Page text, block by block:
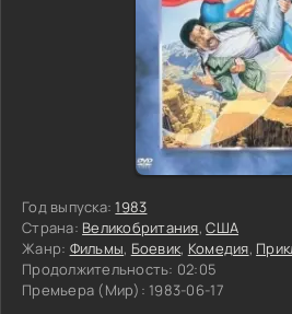
Год выпуска: 1983
Страна: Великобритания,США
Жанр: Фильмы, Боевик, Комедия,
Продолжительность: 02:05
Премьера (Мир): 1983-06-17